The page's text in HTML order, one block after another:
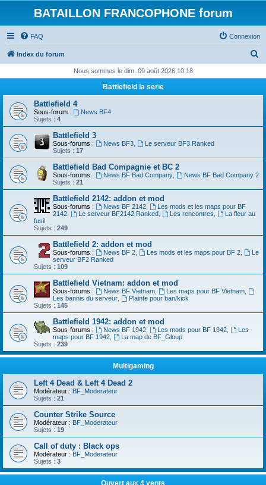
BATAILLON FRANCOPHONE forum
FAQ Connexion
Index du forum
h
r
Nous sommes le dim. 09 août 2026 10:18
Battlefield la serie
Battlefield 4
Sous-forum :
News BF4
Sujets : 4
Battlefield 3
Sous-forums : News BF3,
Le serveur BF3 Ranked
Sujets : 17
Battlefield Bad Compagnie et BC 2
Sous-forums : News BF Bad Company,
News BF Bad Company 2
Sujets : 21
Battlefield 2142: addon et mod
Sous-forums : News BF 2142,
Les mods et les maps pour BF
2142
Le serveur BF2142 Ranked, Les rencontres
La fleur au
fusil
Sujets : 249
Battlefield 2: addon et mod
Sous-forums : News BF 2, Les mods et les maps pour BF 2,
Le
serveur BF2 Ranked
Sujets : 109
Battlefield Vietnam: addon et mod
Sous-forums : News BF Vietnam, Les maps pour BF Vietnam,
Les bannis du serveur
Plainte pour ban/kick
Sujets : 145
Battlefield 1942: addon et mod
Sous-forums : News BF 1942, Les mods pour BF 1942,
Les
maps pour BF 1942
La map de BF_Gloup
Sujets : 239
Multigaming
Left 4 Dead & Left 4 Dead 2
Modérateur : BF_Moderateur
Sujets : 21
Counter Strike Source
Modérateur : BF_Moderateur
Sujets : 19
Call of duty : Black ops
Modérateur : BF_Moderateur
Sujets : 3
Ouvert aux 4 vents